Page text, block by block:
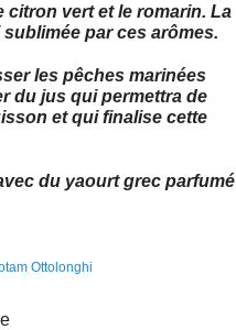
citron vert et le romarin. La
par ces arômes.
les pêches marinées
du jus qui permettra de
et qui finalise cette
du yaourt grec parfumé